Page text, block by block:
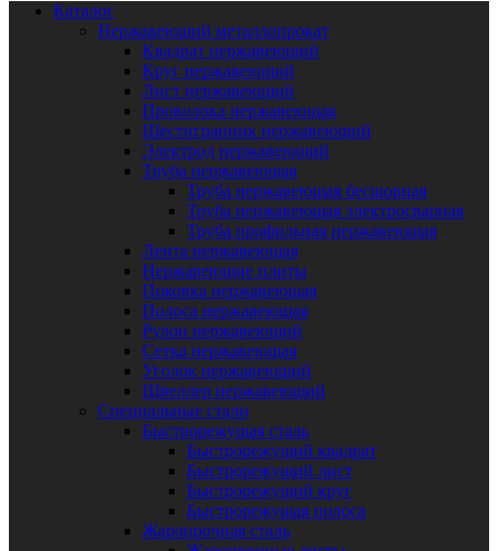
Каталог
Нержавеющий металлопрокат
Квадрат нержавеющий
Круг нержавеющий
Лист нержавеющий
Проволока нержавеющая
Шестигранник нержавеющий
Электрод нержавеющий
Труба нержавеющая
Труба нержавеющая бесшовная
Труба нержавеющая электросварная
Труба профильная нержавеющая
Лента нержавеющая
Нержавеющие плиты
Поковка нержавеющая
Полоса нержавеющая
Рулон нержавеющий
Сетка нержавеющая
Уголок нержавеющий
Швеллер нержавеющий
Специальные стали
Быстрорежущая сталь
Быстрорежущий квадрат
Быстрорежущий лист
Быстрорежущий круг
Быстрорежущая полоса
Жаропрочная сталь